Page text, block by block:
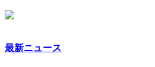
最新ニュース